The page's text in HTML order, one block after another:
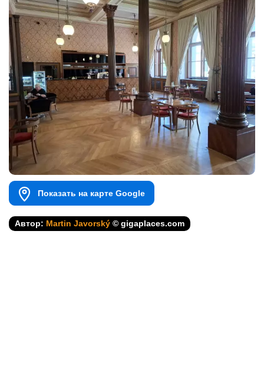
Показать на карте Google
Автор: Martin Javorský © gigaplaces.com